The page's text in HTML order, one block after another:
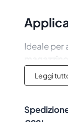
Ideale per
magazzino
originale
Leggi